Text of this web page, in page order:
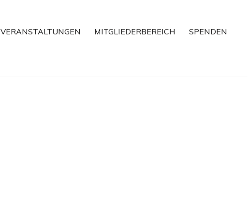
VERANSTALTUNGEN MITGLIEDERBEREICH
SPENDEN